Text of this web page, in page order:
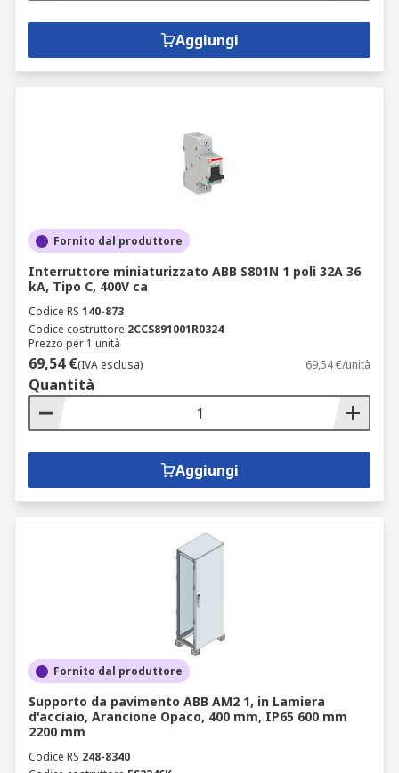
Aggiungi
Fornito dal produttore
Interruttore miniaturizzato ABB S801N 1 poli 32A 36
kA, Tipo C, 400V ca
Codice RS 140-873
Codice costruttore 2CCS891001R0324
Prezzo per 1 unità
69,54 €(IVA esclusa) 69,54 €/unità
Quantità
Aggiungi
Fornito dal produttore
Supporto da pavimento ABB AM2 1, in Lamiera
d'acciaio, Arancione Opaco, 400 mm, IP65 600 mm
2200 mm
Codice RS 248-8340